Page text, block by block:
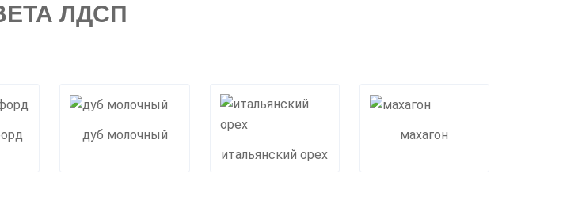
ЛДСП
дуб молочный
итальянский орех
махагон